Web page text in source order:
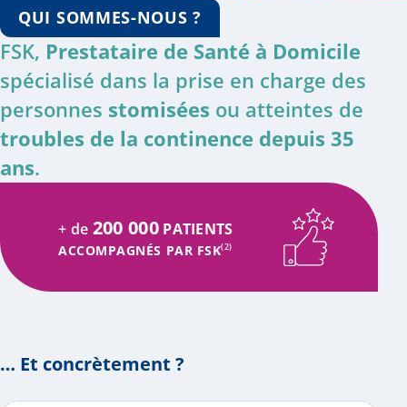
QUI SOMMES-NOUS ?
FSK, Prestataire de Santé à Domicile
spécialisé dans la prise en charge des
personnes stomisées ou atteintes de
troubles de la continence depuis 35
ans.
+ de 200 000 PATIENTS
ACCOMPAGNÉS PAR FSK(2)
… Et concrètement ?